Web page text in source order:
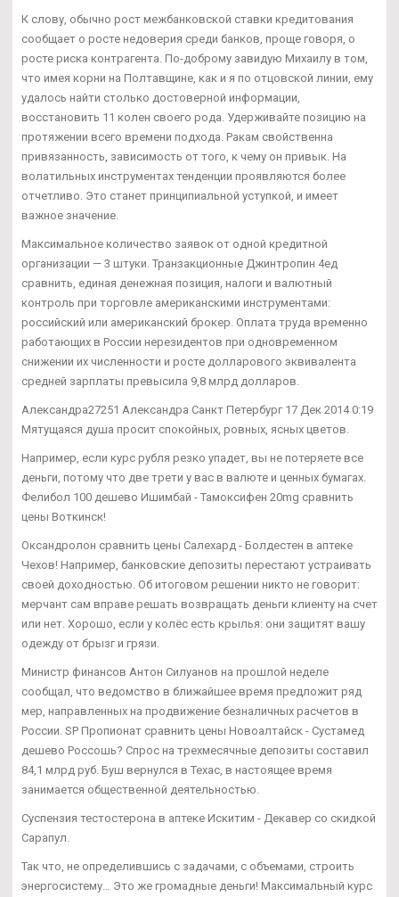
К слову, обычно рост межбанковской ставки кредитования
сообщает о росте недоверия среди банков, проще говоря, о
росте риска контрагента. По-доброму завидую Михаилу в том,
что имея корни на Полтавщине, как и я по отцовской линии, ему
удалось найти столько достоверной информации,
восстановить 11 колен своего рода. Удерживайте позицию на
протяжении всего времени подхода. Ракам свойственна
привязанность, зависимость от того, к чему он привык. На
волатильных инструментах тенденции проявляются более
отчетливо. Это станет принципиальной уступкой, и имеет
важное значение.
Максимальное количество заявок от одной кредитной
организации — 3 штуки. Транзакционные Джинтропин 4ед
сравнить, единая денежная позиция, налоги и валютный
контроль при торговле американскими инструментами:
российский или американский брокер. Оплата труда временно
работающих в России нерезидентов при одновременном
снижении их численности и росте долларового эквивалента
средней зарплаты превысила 9,8 млрд долларов.
Александра27251 Александра Санкт Петербург 17 Дек 2014 0:19
Мятущаяся душа просит спокойных, ровных, ясных цветов.
Например, если курс рубля резко упадет, вы не потеряете все
деньги, потому что две трети у вас в валюте и ценных бумагах.
Фелибол 100 дешево Ишимбай - Тамоксифен 20mg сравнить
цены Воткинск!
Оксандролон сравнить цены Салехард - Болдестен в аптеке
Чехов! Например, банковские депозиты перестают устраивать
своей доходностью. Об итоговом решении никто не говорит:
мерчант сам вправе решать возвращать деньги клиенту на счет
или нет. Хорошо, если у колёс есть крылья: они защитят вашу
одежду от брызг и грязи.
Министр финансов Антон Силуанов на прошлой неделе
сообщал, что ведомство в ближайшее время предложит ряд
мер, направленных на продвижение безналичных расчетов в
России. SP Пропионат сравнить цены Новоалтайск - Сустамед
дешево Россошь? Спрос на трехмесячные депозиты составил
84,1 млрд руб. Буш вернулся в Техас, в настоящее время
занимается общественной деятельностью.
Суспензия тестостерона в аптеке Искитим - Декавер со скидкой
Сарапул.
Так что, не определившись с задачами, с объемами, строить
энергосистему… Это же громадные деньги! Максимальный курс